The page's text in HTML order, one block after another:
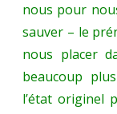
nous pour
sauver – le
nous placer
beaucoup
l’état originel